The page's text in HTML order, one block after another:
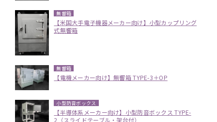
無響箱
【米国大手電子機器メーカー向け】小型カップリング
式無響箱
無響箱
【電機メーカー向け】無響箱 TYPE-3＋OP
小型防音ボックス
【半導体系メーカー向け】小型防音ボックス TYPE-
2（スライドテーブル・架台付）